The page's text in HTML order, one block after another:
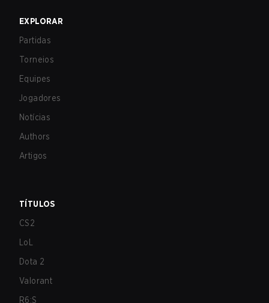
EXPLORAR
Partidas
Torneios
Equipes
Jogadores
Notícias
Authors
Artigos
TÍTULOS
CS2
LoL
Dota 2
Valorant
R6:S